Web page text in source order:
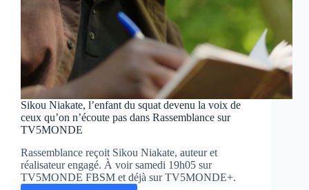
Sikou Niakate, l’enfant du squat devenu la voix de
ceux qu’on n’écoute pas dans Rassemblance sur
TV5MONDE
Rassemblance reçoit Sikou Niakate, auteur et
réalisateur engagé. À voir samedi 19h05 sur
TV5MONDE FBSM et déjà sur TV5MONDE+.